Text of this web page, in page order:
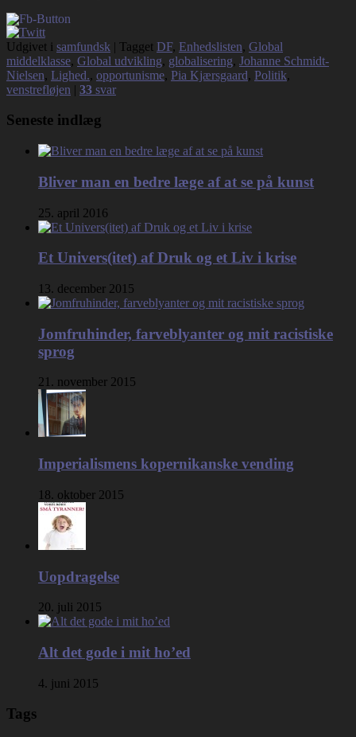
Udgivet i samfundsk | Tagget DF, Enhedslisten, Global
middelklasse, Global udvikling, globalisering, Johanne Schmidt-
Nielsen, Lighed., opportunisme, Pia Kjærsgaard, Politik,
venstrefløjen | 33 svar
Seneste indlæg
Bliver man en bedre læge af at se på kunst
25. april 2016
Et Univers(itet) af Druk og et Liv i krise
13. december 2015
Jomfruhinder, farveblyanter og mit racistiske
sprog
21. november 2015
Imperialismens kopernikanske vending
18. oktober 2015
Uopdragelse
20. juli 2015
Alt det gode i mit ho’ed
4. juni 2015
Tags